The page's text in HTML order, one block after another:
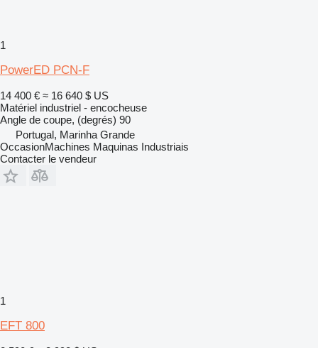
1
PowerED PCN-F
14 400 € ≈ 16 640 $ US
Matériel industriel - encocheuse
Angle de coupe, (degrés) 90
Portugal, Marinha Grande
OccasionMachines Maquinas Industriais
Contacter le vendeur
1
EFT 800